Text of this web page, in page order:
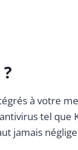
à votre
tel que
jamais